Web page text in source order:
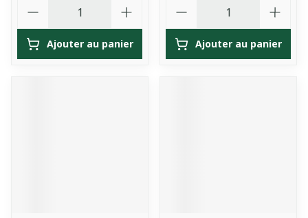
Ajouter au panier Ajouter au panier